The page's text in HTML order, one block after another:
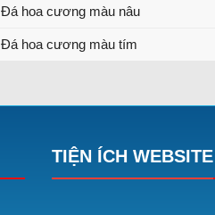
Đá hoa cương màu nâu
Đá hoa cương màu tím
TIỆN ÍCH WEBSITE